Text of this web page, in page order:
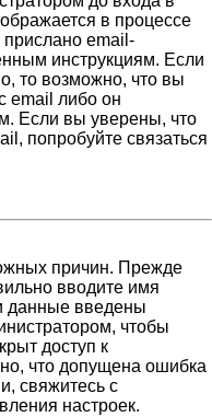
в процессе
email-
инструкциям. Если
то возможно, что вы
email либо он
Если вы уверены, что
попробуйте связаться
причин. Прежде
вводите имя
данные введены
чтобы
доступ к
что допущена ошибка
свяжитесь с
настроек.